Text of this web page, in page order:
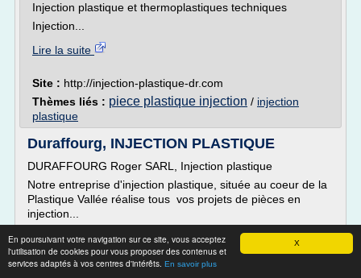
X
En poursuivant votre navigation sur ce site, vous acceptez
l'utilisation de cookies pour vous proposer des contenus et
services adaptés à vos centres d'intérêts. En savoir plus
Injection plastique et thermoplastiques techniques
Injection...
Lire la suite
Site : http://injection-plastique-dr.com
Thèmes liés : piece plastique injection / injection
plastique
Duraffourg, INJECTION PLASTIQUE
DURAFFOURG Roger SARL, Injection plastique
Notre entreprise d'injection plastique, située au coeur de la
Plastique Vallée réalise tous vos projets de pièces en
injection...
Lire la suite
Site :http://www.injection-plastique-dr.com